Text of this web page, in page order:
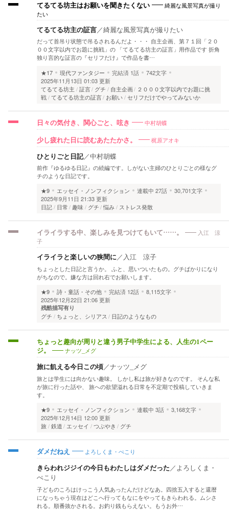
てるてる坊主はお願いを聞きたくない
綺麗な風景写真が撮り
たい
てるてる坊主の証言／綺麗な風景写真が撮りたい
だって首吊り状態で吊るされるんだよ・・・ 自主企画、第７１回「２０
００文字以内でお題に挑戦」の 「てるてる坊主の証言」用作品です 折角
独り言的な証言の『セリフだけ』で作品を書…
★17
現代ファンタジー 完結済 1話
742文字
2025年11月13日 01:03 更新
てるてる坊主
証言 グチ 自主企画
２０００文字以内でお題に挑
戦 てるてる坊主の証言 お願い セリフだけでやってみないか
日々の気付き、関心ごと、呟き 中村胡蝶
少し疲れた日に読むあたたかさ。 梶原アオキ
ひとりごと日記／中村胡蝶
前作『ゆるゆる日記』の続編です。しがない主婦のひとりごとの様なグ
チのような日記です。
★9
エッセイ・ノンフィクション 連載中 27話
30,701文字
2025年9月11日 21:33 更新
日記
日常 趣味 グチ 悩み ストレス発散
イライラする中、楽しみを見つけてもいて……。
入江 涼
子
イライラと楽しいの狭間に／ 入江 涼子
ちょっとした日記と言うか。 ふと、思いついたもの。グチばかりになり
がちなので。嫌な方は回れ右でお願いします。
★9
詩・童話・その他 完結済 12話
8,115文字
2025年12月22日 21:06 更新
残酷描写有り
グチ ちょっと、シリアス 日記のようなもの
ちょっと趣向が周りと違う男子中学生による、人生の1ペー
ジ。
ナッツ_メグ
旅に飢える今日この頃／ナッツ_メグ
旅とは学生には向かない趣味。 しかし私は旅が好きなのです。 そんな私
が旅に行った話や、 旅への欲望溢れる日常を不定期で投稿していきま
す。
★9
エッセイ・ノンフィクション 連載中 3話
3,168文字
2025年12月14日 12:00 更新
旅 鉄道 エッセイ つぶやき グチ
ダメだねえ よろしくま・ぺこり
きらわれジジイの今日もわたしはダメだった／よろしくま・
ぺこり
子どものころはけっこう人気あったんだけどなあ。四捨五入すると還暦
になっちゃう現在はどこへ行ってもなにをやってもきらわれる。ムシさ
れる。順番抜かされる。お釣り銭もらえない。もうお外…